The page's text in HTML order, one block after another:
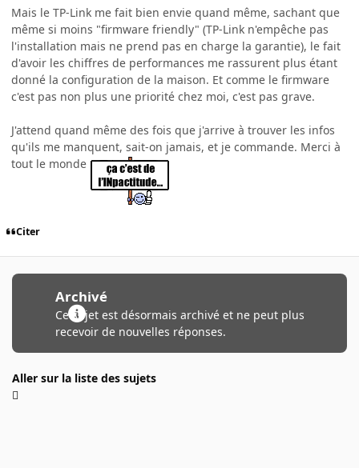
Mais le TP-Link me fait bien envie quand même, sachant que
même si moins "firmware friendly" (TP-Link n'empêche pas
l'installation mais ne prend pas en charge la garantie), le fait
d'avoir les chiffres de performances me rassurent plus étant
donné la configuration de la maison. Et comme le firmware
c'est pas non plus une priorité chez moi, c'est pas grave.
J'attend quand même des fois que j'arrive à trouver les infos
qu'ils me manquent, sait-on jamais, et je commande. Merci à
tout le monde
Citer
Archivé
Ce sujet est désormais archivé et ne peut plus
recevoir de nouvelles réponses.
Aller sur la liste des sujets